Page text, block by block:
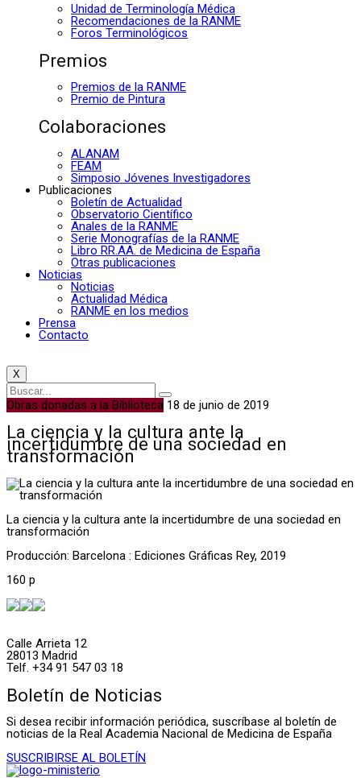
Unidad de Terminología Médica
Recomendaciones de la RANME
Foros Terminológicos
Premios
Premios de la RANME
Premio de Pintura
Colaboraciones
ALANAM
FEAM
Simposio Jóvenes Investigadores
Publicaciones
Boletín de Actualidad
Observatorio Científico
Anales de la RANME
Serie Monografías de la RANME
Libro RR.AA. de Medicina de España
Otras publicaciones
Noticias
Noticias
Actualidad Médica
RANME en los medios
Prensa
Contacto
X
Obras donadas a la Biblioteca 18 de junio de 2019
La ciencia y la cultura ante la
incertidumbre de una sociedad en
transformación
La ciencia y la cultura ante la incertidumbre de una sociedad en
transformación
Producción: Barcelona : Ediciones Gráficas Rey, 2019
160 p
Calle Arrieta 12
28013 Madrid
Telf. +34 91 547 03 18
Boletín de Noticias
Si desea recibir información periódica, suscríbase al boletín de
noticias de la Real Academia Nacional de Medicina de España
SUSCRIBIRSE AL BOLETÍN